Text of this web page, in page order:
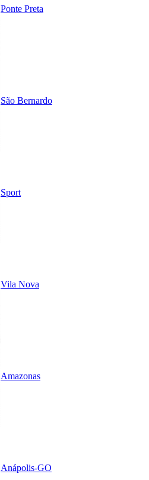
Ponte Preta
São Bernardo
Sport
Vila Nova
Amazonas
Anápolis-GO